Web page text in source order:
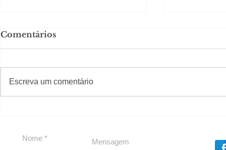
reforçam apoio a
Cláudio Mitidieri
Comentários
Escreva um comentário
#Sugestões